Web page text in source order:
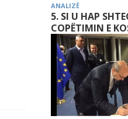
ANALIZË
5. SI U HAP
COPËTIMIN E